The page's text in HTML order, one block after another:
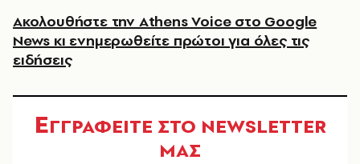
Ακολουθήστε την Athens Voice στο Google
News κι ενημερωθείτε πρώτοι για όλες τις
ειδήσεις
ΕΓΓΡΑΦΕΙΤΕ ΣΤΟ NEWSLETTER
ΜΑΣ